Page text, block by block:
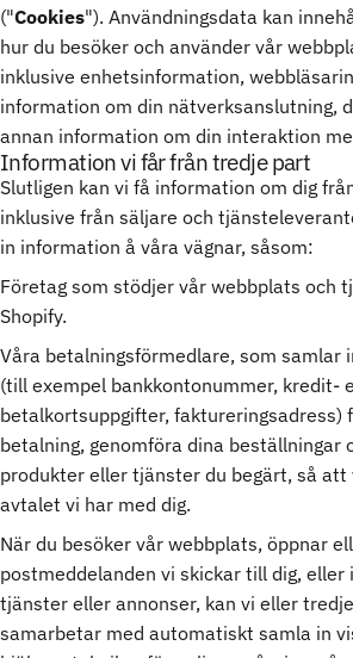
("Cookies"). Användningsdata kan
hur du besöker och använder vår
inklusive enhetsinformation,
information om din nätverksanslutning,
annan information om din interaktion
Information vi får från tredje part
Slutligen kan vi få information om dig
inklusive från säljare och
in information å våra vägnar, såsom:
Företag som stödjer vår webbplats och
Shopify.
Våra betalningsförmedlare, som samlar
(till exempel bankkontonummer, kredit-
betalkortsuppgifter, faktureringsadress)
betalning, genomföra dina beställningar
produkter eller tjänster du begärt, så att
avtalet vi har med dig.
När du besöker vår webbplats, öppnar
postmeddelanden vi skickar till dig, eller
tjänster eller annonser, kan vi eller
samarbetar med automatiskt samla in